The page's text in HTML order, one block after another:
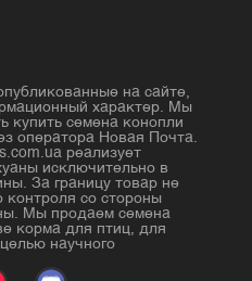
на сайте,
характер. Мы
купить семена конопли
оператора Новая Почта.
реализует
исключительно в
За границу товар не
контроля со стороны
Мы продаем семена
корма для птиц, для
научного